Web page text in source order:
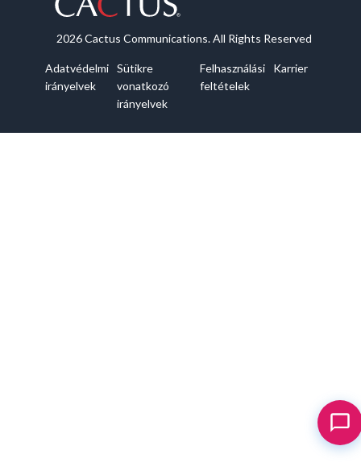
2026 Cactus Communications. All Rights Reserved
Adatvédelmi
irányelvek
Sütikre
vonatkozó
irányelvek
Felhasználási
feltételek
Karrier